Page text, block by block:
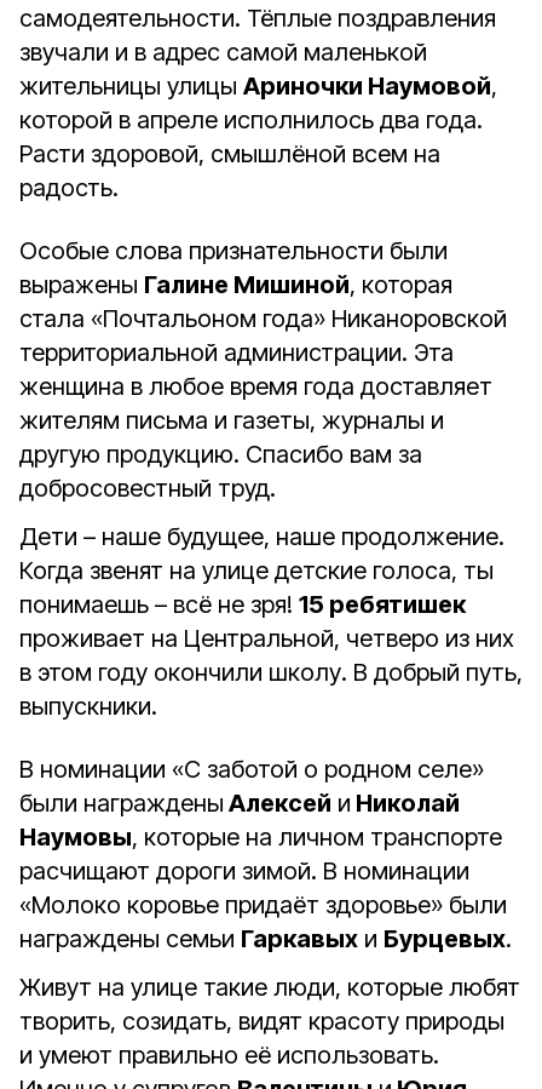
самодеятельности. Тёплые поздравления
звучали и в адрес самой маленькой
жительницы улицы Ариночки Наумовой,
которой в апреле исполнилось два года.
Расти здоровой, смышлёной всем на
радость.
Особые слова признательности были
выражены Галине Мишиной, которая
стала «Почтальоном года» Никаноровской
территориальной администрации. Эта
женщина в любое время года доставляет
жителям письма и газеты, журналы и
другую продукцию. Спасибо вам за
добросовестный труд.
Дети – наше будущее, наше продолжение.
Когда звенят на улице детские голоса, ты
понимаешь – всё не зря! 15 ребятишек
проживает на Центральной, четверо из них
в этом году окончили школу. В добрый путь,
выпускники.
В номинации «С заботой о родном селе»
были награждены Алексей и Николай
Наумовы, которые на личном транспорте
расчищают дороги зимой. В номинации
«Молоко коровье придаёт здоровье» были
награждены семьи Гаркавых и Бурцевых.
Живут на улице такие люди, которые любят
творить, созидать, видят красоту природы
и умеют правильно её использовать.